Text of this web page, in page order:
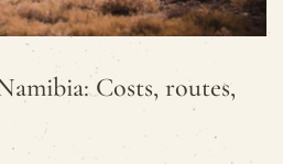
Costs, routes,